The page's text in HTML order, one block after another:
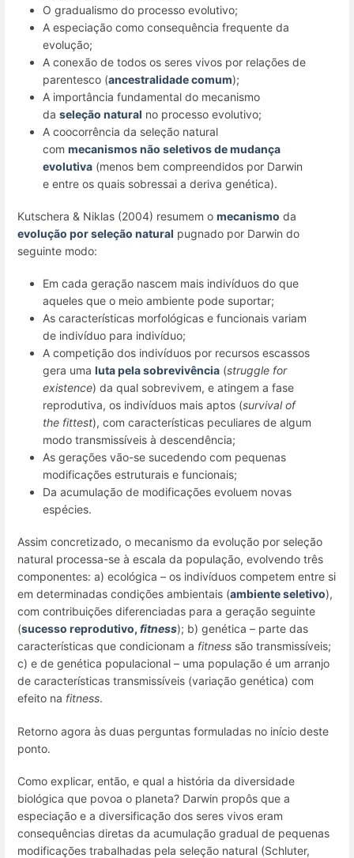
O gradualismo do processo evolutivo;
A especiação como consequência frequente da
evolução;
A conexão de todos os seres vivos por relações de
parentesco (ancestralidade comum);
A importância fundamental do mecanismo
da seleção natural no processo evolutivo;
A coocorrência da seleção natural
com mecanismos não seletivos de mudança
evolutiva (menos bem compreendidos por Darwin
e entre os quais sobressai a deriva genética).
Kutschera & Niklas (2004) resumem o mecanismo da
evolução por seleção natural pugnado por Darwin do
seguinte modo:
Em cada geração nascem mais indivíduos do que
aqueles que o meio ambiente pode suportar;
As características morfológicas e funcionais variam
de indivíduo para indivíduo;
A competição dos indivíduos por recursos escassos
gera uma luta pela sobrevivência (struggle for
existence) da qual sobrevivem, e atingem a fase
reprodutiva, os indivíduos mais aptos (survival of
the fittest), com características peculiares de algum
modo transmissíveis à descendência;
As gerações vão-se sucedendo com pequenas
modificações estruturais e funcionais;
Da acumulação de modificações evoluem novas
espécies.
Assim concretizado, o mecanismo da evolução por seleção
natural processa-se à escala da população, evolvendo três
componentes: a) ecológica – os indivíduos competem entre si
em determinadas condições ambientais (ambiente seletivo),
com contribuições diferenciadas para a geração seguinte
(sucesso reprodutivo, fitness); b) genética – parte das
características que condicionam a fitness são transmissíveis;
c) e de genética populacional – uma população é um arranjo
de características transmissíveis (variação genética) com
efeito na fitness.
Retorno agora às duas perguntas formuladas no início deste
ponto.
Como explicar, então, e qual a história da diversidade
biológica que povoa o planeta? Darwin propôs que a
especiação e a diversificação dos seres vivos eram
consequências diretas da acumulação gradual de pequenas
modificações trabalhadas pela seleção natural (Schluter,